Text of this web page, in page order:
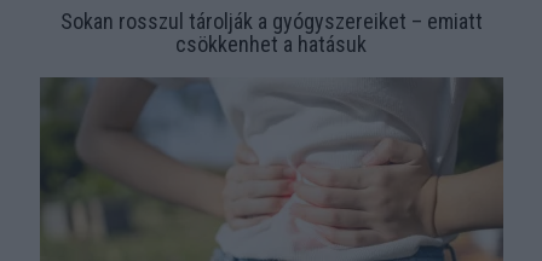
Sokan rosszul tárolják a gyógyszereiket – emiatt
csökkenhet a hatásuk